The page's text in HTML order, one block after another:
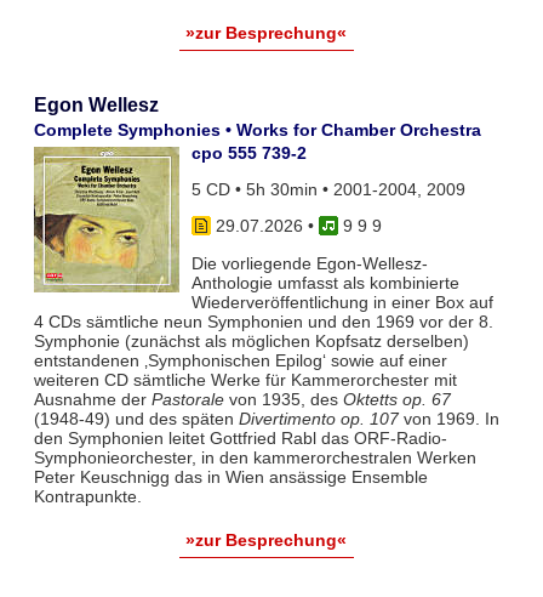
»zur Besprechung«
Egon Wellesz
Complete Symphonies • Works for Chamber Orchestra
cpo 555 739-2
5 CD • 5h 30min • 2001-2004, 2009
29.07.2026 •
9 9 9
Die vorliegende Egon-Wellesz-
Anthologie umfasst als kombinierte
Wiederveröffentlichung in einer Box auf
4 CDs sämtliche neun Symphonien und den 1969 vor der 8.
Symphonie (zunächst als möglichen Kopfsatz derselben)
entstandenen ‚Symphonischen Epilog‘ sowie auf einer
weiteren CD sämtliche Werke für Kammerorchester mit
Ausnahme der Pastoralevon 1935, des Oktetts op. 67
(1948-49) und des späten Divertimento op. 107von 1969. In
den Symphonien leitet Gottfried Rabl das ORF-Radio-
Symphonieorchester, in den kammerorchestralen Werken
Peter Keuschnigg das in Wien ansässige Ensemble
Kontrapunkte.
»zur Besprechung«